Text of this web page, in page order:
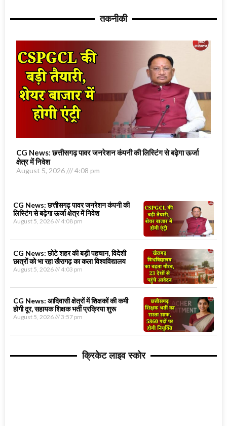
तकनीकी
CG News: छत्तीसगढ़ पावर जनरेशन कंपनी की लिस्टिंग से बढ़ेगा ऊर्जा
क्षेत्र में निवेश
August 5, 2026 4:08 pm
CG News: छत्तीसगढ़ पावर जनरेशन कंपनी की
लिस्टिंग से बढ़ेगा ऊर्जा क्षेत्र में निवेश
August 5, 2026 4:08 pm
CG News: छोटे शहर की बड़ी पहचान, विदेशी
छात्रों को भा रहा खैरागढ़ का कला विश्वविद्यालय
August 5, 2026 4:03 pm
CG News: आदिवासी क्षेत्रों में शिक्षकों की कमी
होगी दूर, सहायक शिक्षक भर्ती प्रक्रिया शुरू
August 5, 2026 3:57 pm
क्रिकेट लाइव स्कोर